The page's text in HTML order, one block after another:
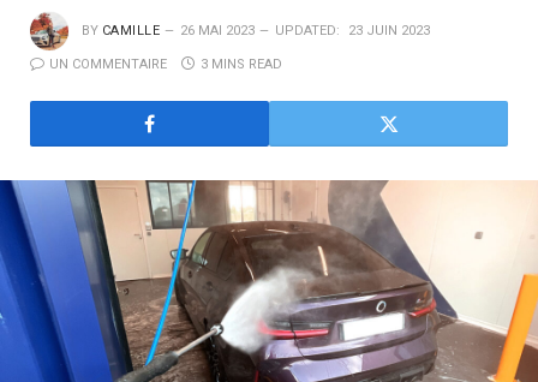
BY CAMILLE 26 MAI 2023 UPDATED: 23 JUIN 2023
UN COMMENTAIRE 3 MINS READ